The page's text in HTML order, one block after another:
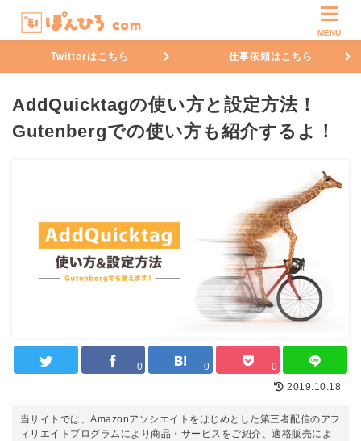
MENU
Twitterはこちら 仕事依頼はこちら
AddQuicktagの使い方と設定方法！
Gutenbergでの使い方も紹介するよ！
0 0
0
2019.10.18
当サイトでは、Amazonアソシエイトをはじめとした第三者配信のアフ
ィリエイトプログラムにより商品・サービスをご紹介、適格販売によ